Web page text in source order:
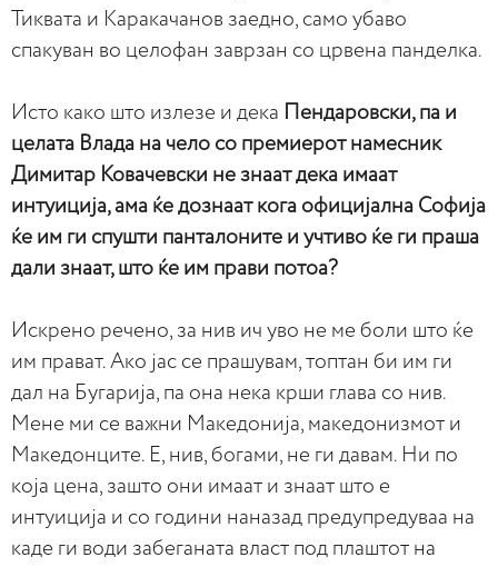
Тиквата и Каракачанов заедно, само убаво
спакуван во целофан заврзан со црвена панделка.
Исто како што излезе и дека Пендаровски, па и
целата Влада на чело со премиерот намесник
Димитар Ковачевски не знаат дека имаат
интуиција, ама ќе дознаат кога официјална Софија
ќе им ги спушти панталоните и учтиво ќе ги праша
дали знаат, што ќе им прави потоа?
Искрено речено, за нив ич уво не ме боли што ќе
им прават. Ако јас се прашувам, топтан би им ги
дал на Бугарија, па она нека крши глава со нив.
Мене ми се важни Македонија, македонизмот и
Македонците. Е, нив, богами, не ги давам. Ни по
која цена, зашто они имаат и знаат што е
интуиција и со години наназад предупредуваа на
каде ги води забеганата власт под плаштот на